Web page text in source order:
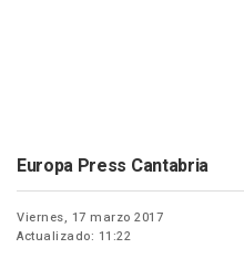
Europa Press Cantabria
Viernes, 17 marzo 2017
Actualizado: 11:22